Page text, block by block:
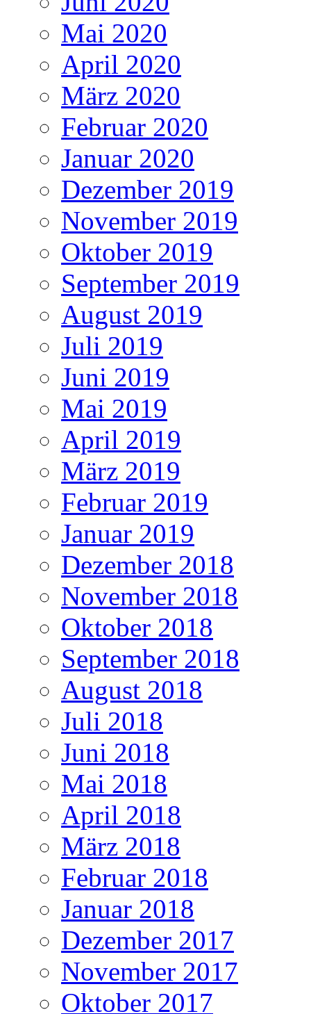
Mai 2020
April 2020
März 2020
Februar 2020
Januar 2020
Dezember 2019
November 2019
Oktober 2019
September 2019
August 2019
Juli 2019
Juni 2019
Mai 2019
April 2019
März 2019
Februar 2019
Januar 2019
Dezember 2018
November 2018
Oktober 2018
September 2018
August 2018
Juli 2018
Juni 2018
Mai 2018
April 2018
März 2018
Februar 2018
Januar 2018
Dezember 2017
November 2017
Oktober 2017